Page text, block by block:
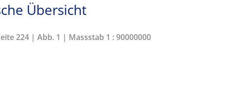
Übersicht
224 | Abb. 1 | Massstab 1 : 90000000